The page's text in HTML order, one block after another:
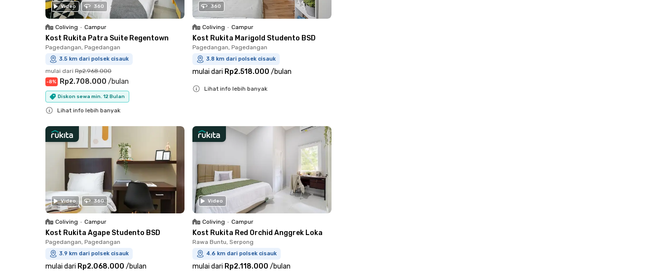
Video 360
Coliving • Campur
Kost Rukita Patra Suite Regentown
Pagedangan, Pagedangan
3.5 km dari polsek cisauk
mulai dari Rp2.968.000
-8% Rp2.708.000 /bulan
Diskon sewa min. 12 Bulan
Lihat info lebih banyak
360
Coliving • Campur
Kost Rukita Marigold Studento BSD
Pagedangan, Pagedangan
3.8 km dari polsek cisauk
mulai dari Rp2.518.000 /bulan
Lihat info lebih banyak
Video 360
Coliving • Campur
Kost Rukita Agape Studento BSD
Pagedangan, Pagedangan
3.9 km dari polsek cisauk
mulai dari Rp2.068.000 /bulan
Video
Coliving • Campur
Kost Rukita Red Orchid Anggrek Loka
Rawa Buntu, Serpong
4.6 km dari polsek cisauk
mulai dari Rp2.118.000 /bulan